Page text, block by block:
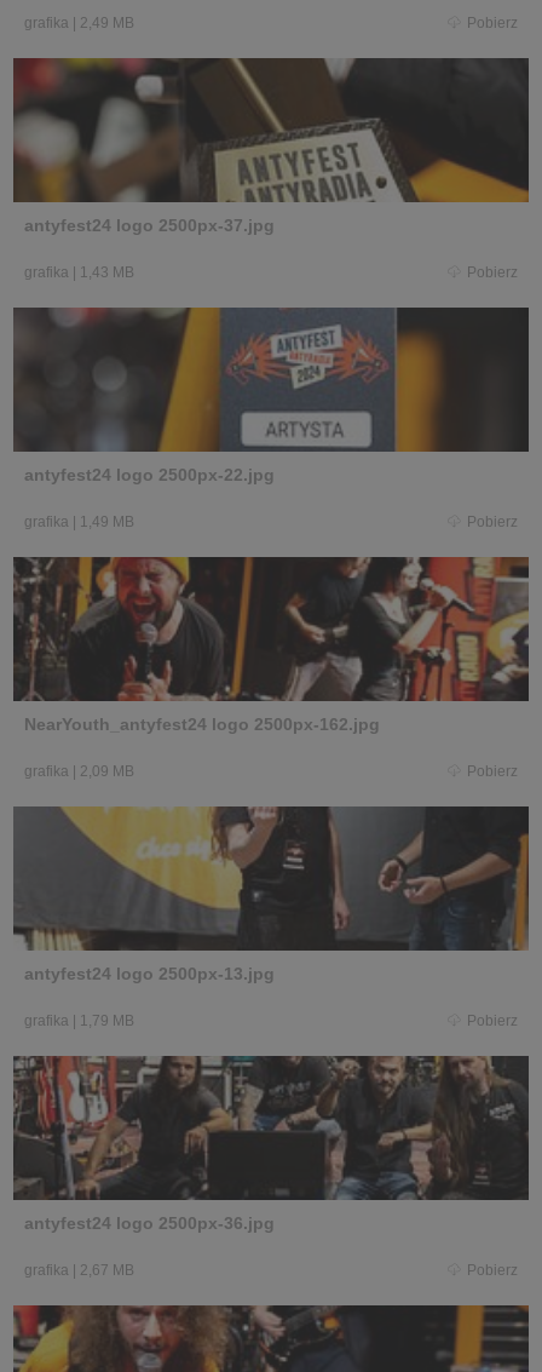
grafika 2,49 MB Pobierz
antyfest24 logo 2500px-37.jpg
grafika 1,43 MB Pobierz
antyfest24 logo 2500px-22.jpg
grafika 1,49 MB Pobierz
NearYouth_antyfest24 logo 2500px-162.jpg
grafika 2,09 MB Pobierz
antyfest24 logo 2500px-13.jpg
grafika 1,79 MB Pobierz
antyfest24 logo 2500px-36.jpg
grafika 2,67 MB Pobierz